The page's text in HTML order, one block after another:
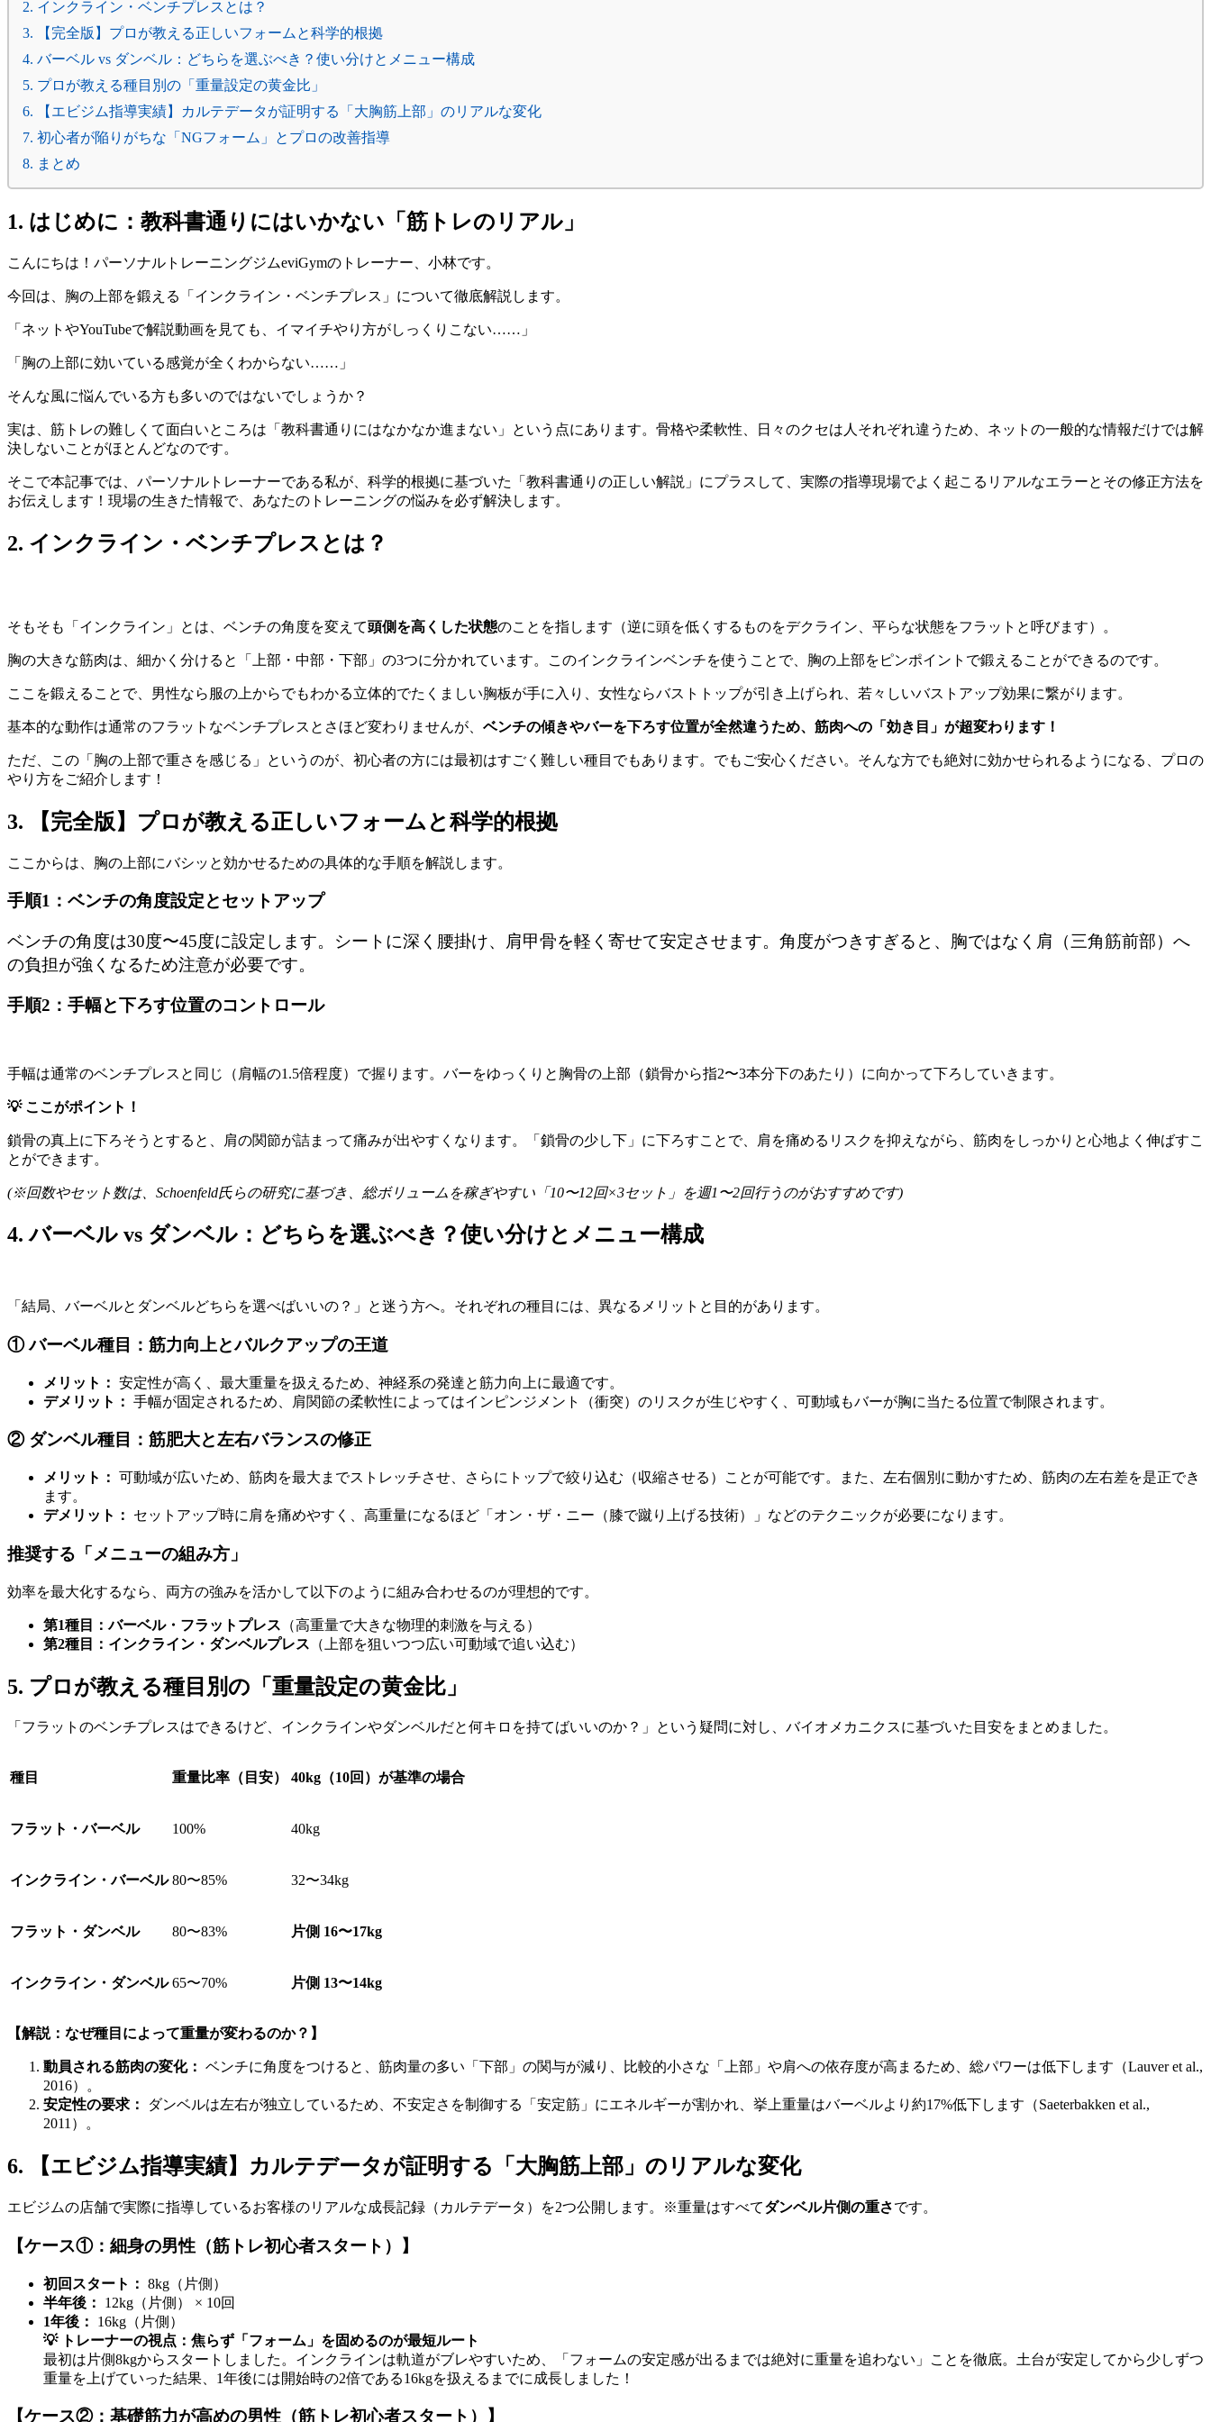
2. インクライン・ベンチプレスとは？
3. 【完全版】プロが教える正しいフォームと科学的根拠
4. バーベル vs ダンベル：どちらを選ぶべき？使い分けとメニュー構成
5. プロが教える種目別の「重量設定の黄金比」
6. 【エビジム指導実績】カルテデータが証明する「大胸筋上部」のリアルな変化
7. 初心者が陥りがちな「NGフォーム」とプロの改善指導
8. まとめ
1. はじめに：教科書通りにはいかない「筋トレのリアル」
こんにちは！パーソナルトレーニングジムeviGymのトレーナー、小林です。
今回は、胸の上部を鍛える「インクライン・ベンチプレス」について徹底解説します。
「ネットやYouTubeで解説動画を見ても、イマイチやり方がしっくりこない……」
「胸の上部に効いている感覚が全くわからない……」
そんな風に悩んでいる方も多いのではないでしょうか？
実は、筋トレの難しくて面白いところは「教科書通りにはなかなか進まない」という点にあります。骨格や柔軟性、日々のクセは人それぞれ違うため、ネットの一般的な情報だけでは解
決しないことがほとんどなのです。
そこで本記事では、パーソナルトレーナーである私が、科学的根拠に基づいた「教科書通りの正しい解説」にプラスして、実際の指導現場でよく起こるリアルなエラーとその修正方法を
お伝えします！現場の生きた情報で、あなたのトレーニングの悩みを必ず解決します。
2. インクライン・ベンチプレスとは？
そもそも「インクライン」とは、ベンチの角度を変えて頭側を高くした状態のことを指します（逆に頭を低くするものをデクライン、平らな状態をフラットと呼びます）。
胸の大きな筋肉は、細かく分けると「上部・中部・下部」の3つに分かれています。このインクラインベンチを使うことで、胸の上部をピンポイントで鍛えることができるのです。
ここを鍛えることで、男性なら服の上からでもわかる立体的でたくましい胸板が手に入り、女性ならバストトップが引き上げられ、若々しいバストアップ効果に繋がります。
基本的な動作は通常のフラットなベンチプレスとさほど変わりませんが、 ベンチの傾きやバーを下ろす位置が全然違うため、筋肉への「効き目」が超変わります！
ただ、この「胸の上部で重さを感じる」というのが、初心者の方には最初はすごく難しい種目でもあります。でもご安心ください。そんな方でも絶対に効かせられるようになる、プロの
やり方をご紹介します！
3. 【完全版】プロが教える正しいフォームと科学的根拠
ここからは、胸の上部にバシッと効かせるための具体的な手順を解説します。
手順1：ベンチの角度設定とセットアップ
ベンチの角度は30度〜45度に設定します。シートに深く腰掛け、肩甲骨を軽く寄せて安定させます。角度がつきすぎると、胸ではなく肩（三角筋前部）へ
の負担が強くなるため注意が必要です。
手順2：手幅と下ろす位置のコントロール
手幅は通常のベンチプレスと同じ（肩幅の1.5倍程度）で握ります。バーをゆっくりと胸骨の上部（鎖骨から指2〜3本分下のあたり）に向かって下ろしていきます。
💡 ここがポイント！
鎖骨の真上に下ろそうとすると、肩の関節が詰まって痛みが出やすくなります。「鎖骨の少し下」に下ろすことで、肩を痛めるリスクを抑えながら、筋肉をしっかりと心地よく伸ばすこ
とができます。
(※回数やセット数は、Schoenfeld氏らの研究に基づき、総ボリュームを稼ぎやすい「10〜12回×3セット」を週1〜2回行うのがおすすめです)
4. バーベル vs ダンベル：どちらを選ぶべき？使い分けとメニュー構成
「結局、バーベルとダンベルどちらを選べばいいの？」と迷う方へ。それぞれの種目には、異なるメリットと目的があります。
① バーベル種目：筋力向上とバルクアップの王道
メリット： 安定性が高く、最大重量を扱えるため、神経系の発達と筋力向上に最適です。
デメリット： 手幅が固定されるため、肩関節の柔軟性によってはインピンジメント（衝突）のリスクが生じやすく、可動域もバーが胸に当たる位置で制限されます。
② ダンベル種目：筋肥大と左右バランスの修正
メリット： 可動域が広いため、筋肉を最大までストレッチさせ、さらにトップで絞り込む（収縮させる）ことが可能です。また、左右個別に動かすため、筋肉の左右差を是正でき
ます。
デメリット：
セットアップ時に肩を痛めやすく、高重量になるほど「オン・ザ・ニー（膝で蹴り上げる技術）」などのテクニックが必要になります。
推奨する「メニューの組み方」
効率を最大化するなら、両方の強みを活かして以下のように組み合わせるのが理想的です。
第1種目：バーベル・フラットプレス （高重量で大きな物理的刺激を与える）
第2種目：インクライン・ダンベルプレス （上部を狙いつつ広い可動域で追い込む）
5. プロが教える種目別の「重量設定の黄金比」
「フラットのベンチプレスはできるけど、インクラインやダンベルだと何キロを持てばいいのか？」という疑問に対し、バイオメカニクスに基づいた目安をまとめました。
種目 重量比率（目安） 40kg（10回）が基準の場合
フラット・バーベル 100% 40kg
インクライン・バーベル 80〜85% 32〜34kg
フラット・ダンベル 80〜83% 片側 16〜17kg
インクライン・ダンベル 65〜70% 片側 13〜14kg
【解説：なぜ種目によって重量が変わるのか？】
動員される筋肉の変化： ベンチに角度をつけると、筋肉量の多い「下部」の関与が減り、比較的小さな「上部」や肩への依存度が高まるため、総パワーは低下します（Lauver et al.,
2016）。
安定性の要求：
ダンベルは左右が独立しているため、不安定さを制御する「安定筋」にエネルギーが割かれ、挙上重量はバーベルより約17%低下します（Saeterbakken et al.,
2011）。
6. 【エビジム指導実績】カルテデータが証明する「大胸筋上部」のリアルな変化
エビジムの店舗で実際に指導しているお客様のリアルな成長記録（カルテデータ）を2つ公開します。※重量はすべてダンベル片側の重さです。
【ケース①：細身の男性（筋トレ初心者スタート）】
初回スタート： 8kg（片側）
半年後：
12kg（片側） × 10回
1年後：
16kg（片側）
💡 トレーナーの視点：焦らず「フォーム」を固めるのが最短ルート
最初は片側8kgからスタートしました。インクラインは軌道がブレやすいため、「フォームの安定感が出るまでは絶対に重量を追わない」ことを徹底。土台が安定してから少しずつ
重量を上げていった結果、1年後には開始時の2倍である16kgを扱えるまでに成長しました！
【ケース②：基礎筋力が高めの男性（筋トレ初心者スタート）】